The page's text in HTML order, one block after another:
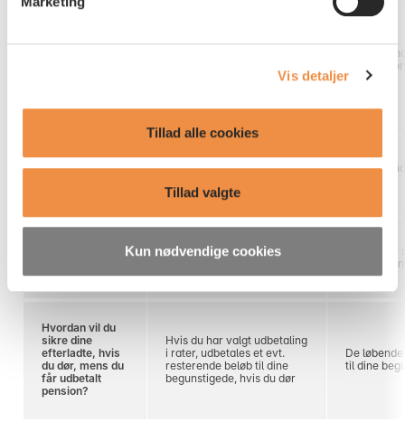
, og om hvordan vi behandler
Vis detaljer
Tillad alle cookies
Tillad valgte
Kun nødvendige cookies
aldersforsikring til en
udbetales, kan du aftale
Du kan
pension
Hvordan vil du
Som
Du betaler ikke skat ved
udbetaling
personlig
Hvordan vil du
sikre dine
efterladte, hvis
du dør, mens du
får udbetalt
pension?
Hvis du har valgt udbetaling
i rater, udbetales et evt.
resterende beløb til dine
begunstigede, hvis du dør
De
til dine